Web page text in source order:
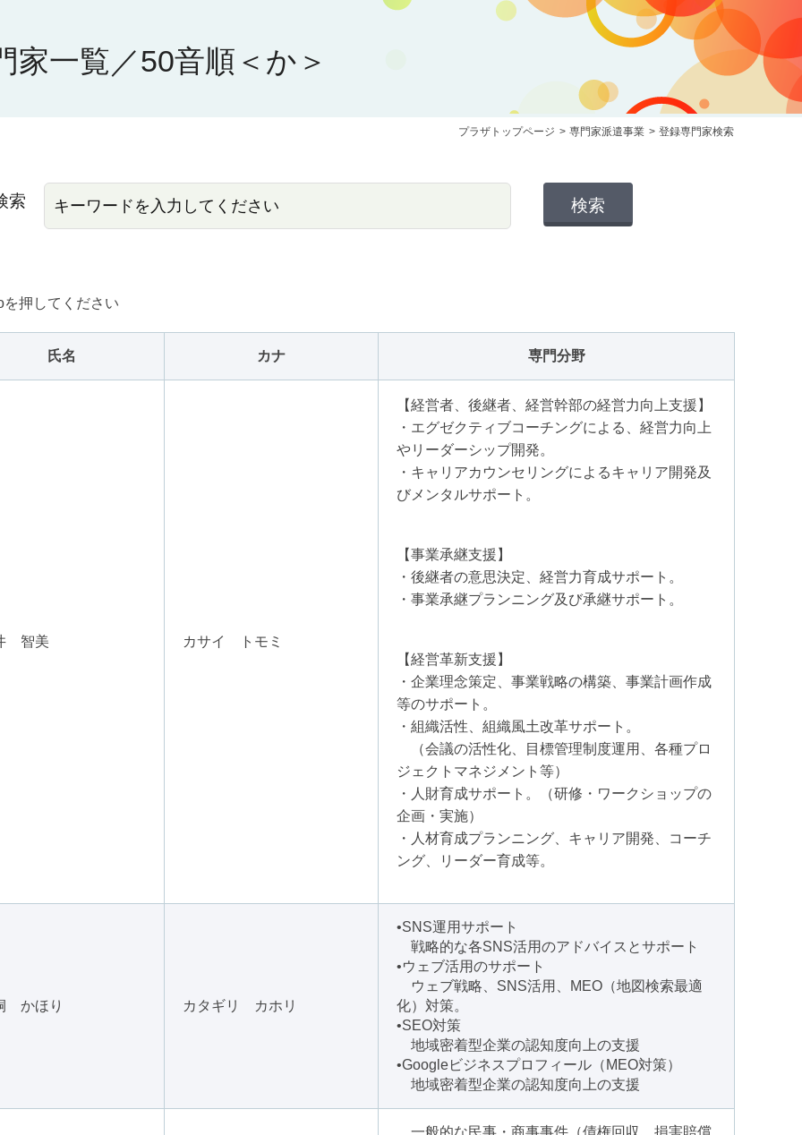
家一覧／50音順＜か＞
プラザトップページ > 専門家派遣事業 > 登録専門家検索
索
押してください
氏名 カナ 専門分野
智美 カサイ トモミ
【経営者、後継者、経営幹部の経営力向上支援】
・エグゼクティブコーチングによる、経営力向上
やリーダーシップ開発。
・キャリアカウンセリングによるキャリア開発及
びメンタルサポート。
【事業承継支援】
・後継者の意思決定、経営力育成サポート。
・事業承継プランニング及び承継サポート。
【経営革新支援】
・企業理念策定、事業戦略の構築、事業計画作成
等のサポート。
・組織活性、組織風土改革サポート。
（会議の活性化、目標管理制度運用、各種プロ
ジェクトマネジメント等）
・人財育成サポート。（研修・ワークショップの
企画・実施）
・人材育成プランニング、キャリア開発、コーチ
ング、リーダー育成等。
かほり カタギリ カホリ
•SNS運用サポート
戦略的な各SNS活用のアドバイスとサポート
•ウェブ活用のサポート
ウェブ戦略、SNS活用、MEO（地図検索最適
化）対策。
•SEO対策
地域密着型企業の認知度向上の支援
•Googleビジネスプロフィール（MEO対策）
地域密着型企業の認知度向上の支援
一般的な民事・商事事件（債権回収、損害賠償